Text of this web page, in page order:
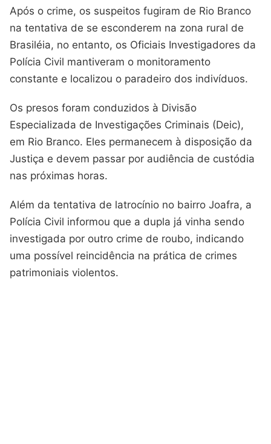
Após o crime, os suspeitos fugiram de Rio Branco
na tentativa de se esconderem na zona rural de
Brasiléia, no entanto, os Oficiais Investigadores da
Polícia Civil mantiveram o monitoramento
constante e localizou o paradeiro dos indivíduos.
Os presos foram conduzidos à Divisão
Especializada de Investigações Criminais (Deic),
em Rio Branco. Eles permanecem à disposição da
Justiça e devem passar por audiência de custódia
nas próximas horas.
Além da tentativa de latrocínio no bairro Joafra, a
Polícia Civil informou que a dupla já vinha sendo
investigada por outro crime de roubo, indicando
uma possível reincidência na prática de crimes
patrimoniais violentos.